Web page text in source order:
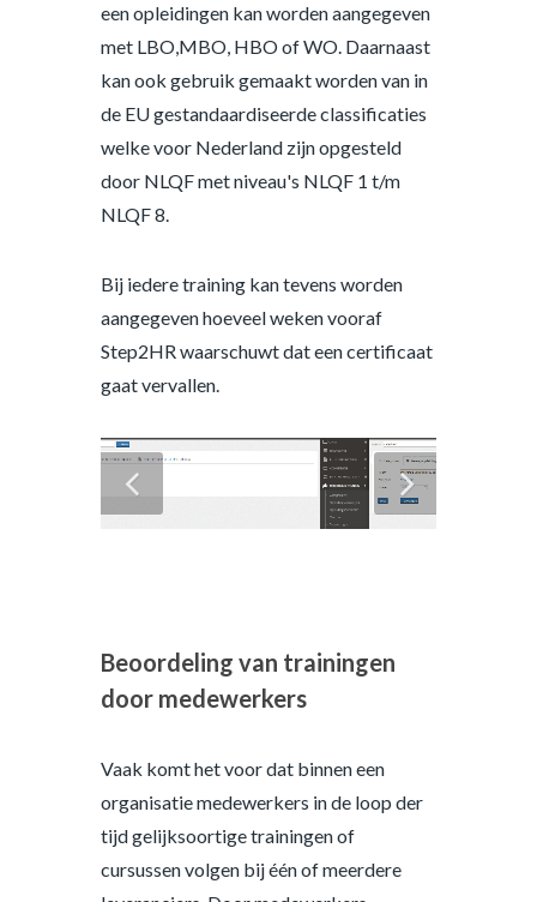
een opleidingen kan worden aangegeven
met LBO,MBO, HBO of WO. Daarnaast
kan ook gebruik gemaakt worden van in
de EU gestandaardiseerde classificaties
welke voor Nederland zijn opgesteld
door NLQF met niveau's NLQF 1 t/m
NLQF 8.
Bij iedere training kan tevens worden
aangegeven hoeveel weken vooraf
Step2HR waarschuwt dat een certificaat
gaat vervallen.
Beoordeling van trainingen
door medewerkers
Vaak komt het voor dat binnen een
organisatie medewerkers in de loop der
tijd gelijksoortige trainingen of
cursussen volgen bij één of meerdere